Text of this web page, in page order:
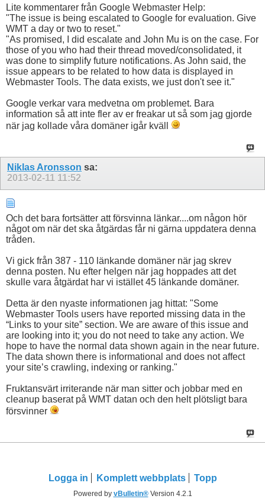
Lite kommentarer från Google Webmaster Help:
"The issue is being escalated to Google for evaluation. Give
WMT a day or two to reset."
"As promised, I did escalate and John Mu is on the case. For
those of you who had their thread moved/consolidated, it
was done to simplify future notifications. As John said, the
issue appears to be related to how data is displayed in
Webmaster Tools. The data exists, we just don't see it."
Google verkar vara medvetna om problemet. Bara
information så att inte fler av er freakar ut så som jag gjorde
när jag kollade våra domäner igår kväll
Niklas Aronsson sa:
2013-02-11 11:52
Och det bara fortsätter att försvinna länkar....om någon hör
något om när det ska åtgärdas får ni gärna uppdatera denna
tråden.
Vi gick från 387 - 110 länkande domäner när jag skrev
denna posten. Nu efter helgen när jag hoppades att det
skulle vara åtgärdat har vi istället 45 länkande domäner.
Detta är den nyaste informationen jag hittat: "Some
Webmaster Tools users have reported missing data in the
“Links to your site” section. We are aware of this issue and
are looking into it; you do not need to take any action. We
hope to have the normal data shown again in the near future.
The data shown there is informational and does not affect
your site’s crawling, indexing or ranking."
Fruktansvärt irriterande när man sitter och jobbar med en
cleanup baserat på WMT datan och den helt plötsligt bara
försvinner
Logga in Komplett webbplats Topp
Powered by vBulletin®Version 4.2.1